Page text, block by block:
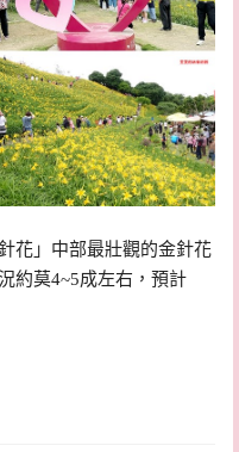
花」中部最壯觀的金針花
約莫4~5成左右，預計